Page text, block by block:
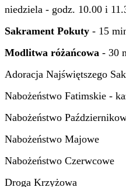
niedziela - godz. 10.00 i
Sakrament Pokuty - 15
Modlitwa różańcowa - 30
Adoracja Najświętszego
Nabożeństwo Fatimskie -
Nabożeństwo
Nabożeństwo Majowe
Nabożeństwo Czerwcowe
Droga Krzyżowa